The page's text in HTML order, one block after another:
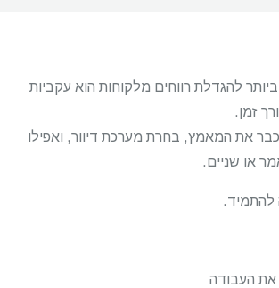
להגדלת רווחים מלקוחות הוא עקביות
זמן.
כבר את המאמץ, בחרת מערכת דיוור, ואפילו
או שניים.
את העבודה